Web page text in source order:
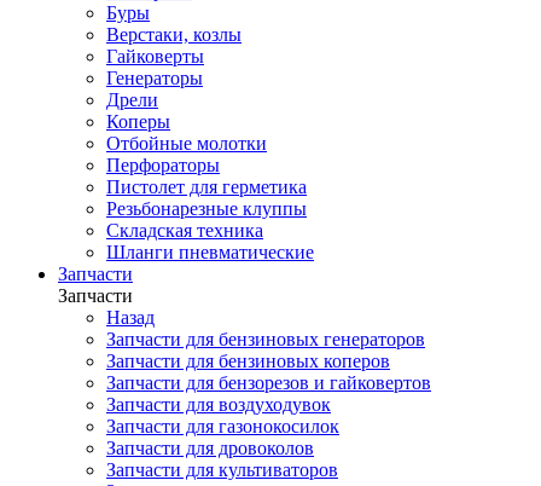
Буры
Верстаки, козлы
Гайковерты
Генераторы
Дрели
Коперы
Отбойные молотки
Перфораторы
Пистолет для герметика
Резьбонарезные клуппы
Складская техника
Шланги пневматические
Запчасти
Запчасти
Назад
Запчасти для бензиновых генераторов
Запчасти для бензиновых коперов
Запчасти для бензорезов и гайковертов
Запчасти для воздуходувок
Запчасти для газонокосилок
Запчасти для дровоколов
Запчасти для культиваторов